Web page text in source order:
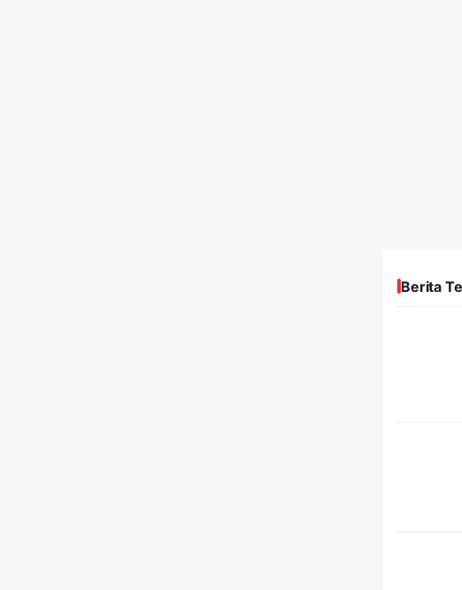
Berita